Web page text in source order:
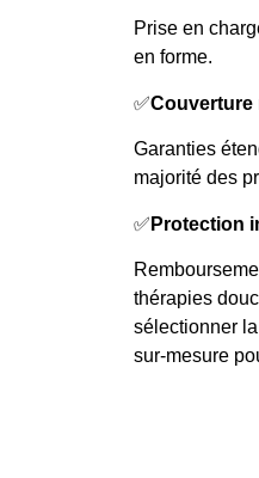
Prise en
en forme.
✅Couverture
Garanties
majorité des
✅ Protection
thérapies
sélectionner
sur-mesure